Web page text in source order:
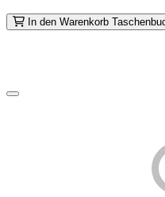
In den Warenkorb